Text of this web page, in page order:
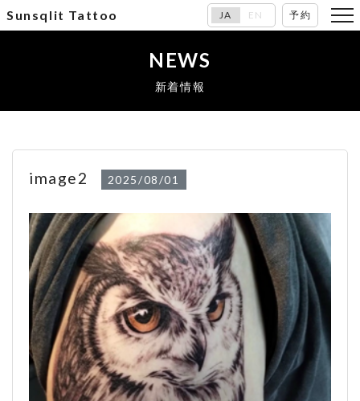
Sunsqlit Tattoo JA EN 予約
NEWS
新着情報
image2 2025/08/01